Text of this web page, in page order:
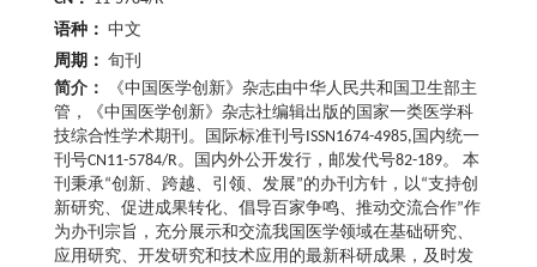
语种： 中文
周期： 旬刊
简介：
《中国医学创新》杂志由中华人民共和国卫生部主
管，《中国医学创新》杂志社编辑出版的国家一类医学科
技综合性学术期刊。国际标准刊号ISSN1674-4985,国内统一
刊号CN11-5784/R。国内外公开发行，邮发代号82-189。 本
刊秉承“创新、跨越、引领、发展”的办刊方针，以“支持创
新研究、促进成果转化、倡导百家争鸣、推动交流合作”作
为办刊宗旨，充分展示和交流我国医学领域在基础研究、
应用研究、开发研究和技术应用的最新科研成果，及时发